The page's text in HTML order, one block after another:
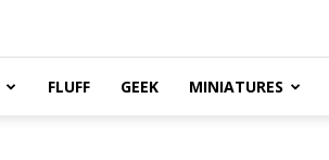
FLUFF GEEK MINIATURES